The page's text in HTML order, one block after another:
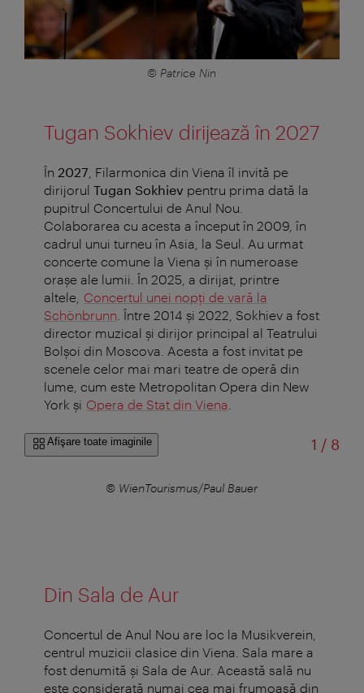
© Patrice Nin
Tugan Sokhiev dirijează în 2027
În 2027 , Filarmonica din Viena îl invită pe
dirijorul Tugan Sokhiev pentru prima dată la
pupitrul Concertului de Anul Nou.
Colaborarea cu acesta a început în 2009, în
cadrul unui turneu în Asia, la Seul. Au urmat
concerte comune la Viena și în numeroase
orașe ale lumii. În 2025, a dirijat, printre
altele, Concertul unei nopți de vară la
Schönbrunn . Între 2014 și 2022, Sokhiev a fost
director muzical și dirijor principal al Teatrului
Bolșoi din Moscova. Acesta a fost invitat pe
scenele celor mai mari teatre de operă din
lume, cum este Metropolitan Opera din New
York și Opera de Stat din Viena
Afişare toate imaginile 1 /din
8
© WienTourismus/Paul Bauer
Din Sala de Aur
Concertul de Anul Nou are loc la Musikverein,
centrul muzicii clasice din Viena. Sala mare a
fost denumită şi Sala de Aur. Această sală nu
este considerată numai cea mai frumoasă din